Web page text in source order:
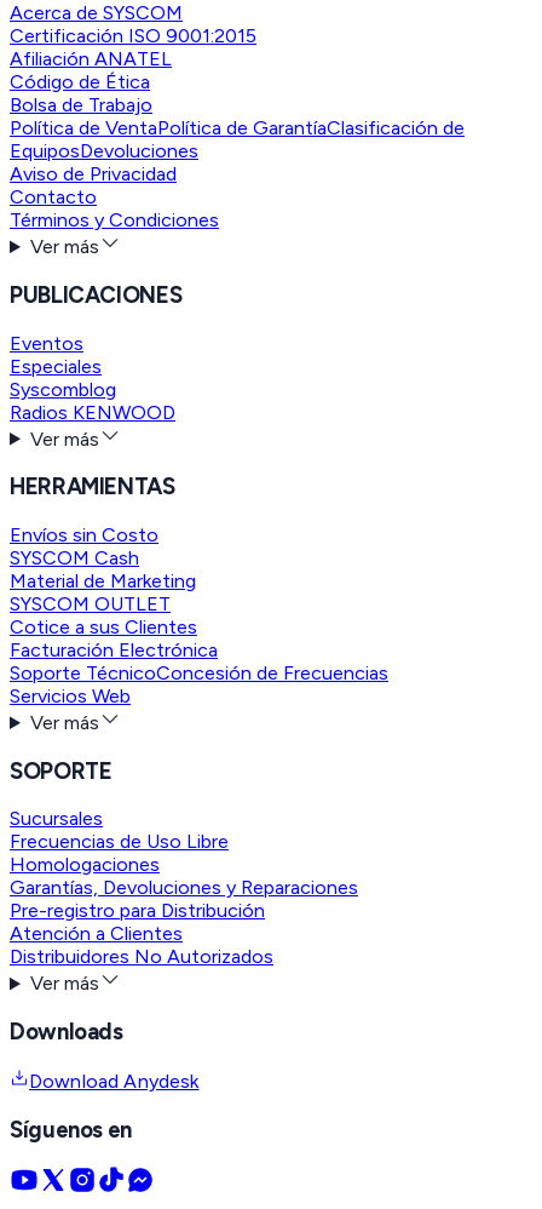
Acerca de SYSCOM
Certificación ISO 9001:2015
Afiliación ANATEL
Código de Ética
Bolsa de Trabajo
Política de VentaPolítica de GarantíaClasificación de
EquiposDevoluciones
Aviso de Privacidad
Contacto
Términos y Condiciones
Ver más
PUBLICACIONES
Eventos
Especiales
Syscomblog
Radios KENWOOD
Ver más
HERRAMIENTAS
Envíos sin Costo
SYSCOM Cash
Material de Marketing
SYSCOM OUTLET
Cotice a sus Clientes
Facturación Electrónica
Soporte TécnicoConcesión de Frecuencias
Servicios Web
Ver más
SOPORTE
Sucursales
Frecuencias de Uso Libre
Homologaciones
Garantías, Devoluciones y Reparaciones
Pre-registro para Distribución
Atención a Clientes
Distribuidores No Autorizados
Ver más
Downloads
Download Anydesk
Síguenos en